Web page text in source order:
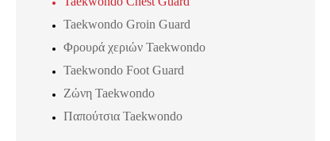
Taekwondo Groin Guard
Φρουρά χεριών Taekwondo
Taekwondo Foot Guard
Ζώνη Taekwondo
Παπούτσια Taekwondo